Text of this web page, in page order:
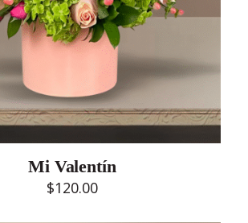
Mi Valentín
$120.00